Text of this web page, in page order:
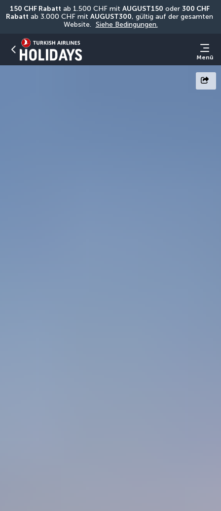
150 CHF Rabatt ab 1.500 CHF mit AUGUST150 oder 300 CHF
Rabatt ab 3.000 CHF mit AUGUST300, gültig auf der gesamten
Website. Siehe Bedingungen.
Menü